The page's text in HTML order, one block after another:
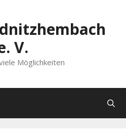
V.
Möglichkeiten